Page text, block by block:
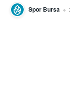
Spor Bursa